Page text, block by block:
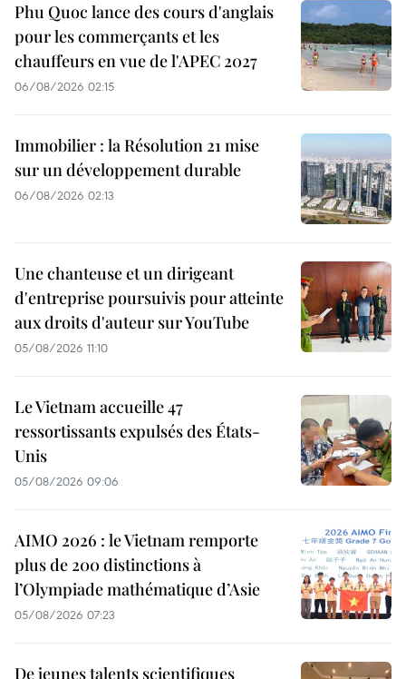
Phu Quoc lance des cours d'anglais
pour les commerçants et les
chauffeurs en vue de l'APEC 2027
06/08/2026 02:15
Immobilier : la Résolution 21 mise
sur un développement durable
06/08/2026 02:13
Une chanteuse et un dirigeant
d'entreprise poursuivis pour atteinte
aux droits d'auteur sur YouTube
05/08/2026 11:10
Le Vietnam accueille 47
ressortissants expulsés des États-
Unis
05/08/2026 09:06
AIMO 2026 : le Vietnam remporte
plus de 200 distinctions à
l’Olympiade mathématique d’Asie
05/08/2026 07:23
De jeunes talents scientifiques